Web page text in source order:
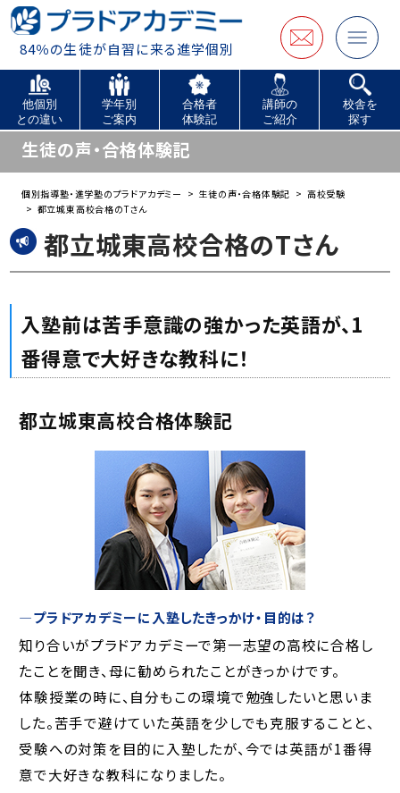
84％の生徒が自習に来る進学個別
他個別
との違い
学年別
ご案内
合格者
体験記
講師の
ご紹介
校舎を
探す
生徒の声・合格体験記
個別指導塾・進学塾のプラドアカデミー 生徒の声・合格体験記
高校受験
都立城東高校合格のTさん
都立城東高校合格のTさん
入塾前は苦手意識の強かった英語が、1
番得意で大好きな教科に！
都立城東高校合格体験記
―プラドアカデミーに入塾したきっかけ・目的は？
知り合いがプラドアカデミーで第一志望の高校に合格し
たことを聞き、母に勧められたことがきっかけです。
体験授業の時に、自分もこの環境で勉強したいと思いま
した。苦手で避けていた英語を少しでも克服することと、
受験への対策を目的に入塾したが、今では英語が1番得
意で大好きな教科になりました。